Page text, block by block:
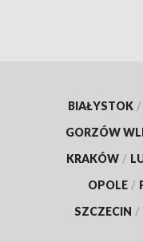
BIAŁYSTOK /
GORZÓW
KRAKÓW /
OPOLE /
SZCZECIN /